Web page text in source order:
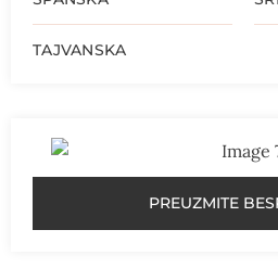
TAJVANSKA
PREUZMITE